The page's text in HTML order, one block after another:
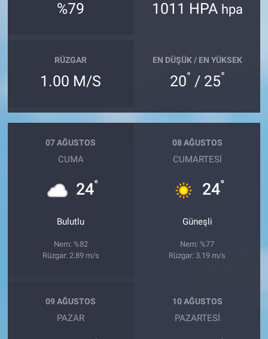
%79 1011 HPA hpa
RÜZGAR
1.00 M/S
EN DÜŞÜK / EN YÜKSEK
20° / 25°
07 AĞUSTOS
CUMA
24°
Bulutlu
Nem: %82
Rüzgar: 2.89 m/s
08 AĞUSTOS
CUMARTESI
24°
Güneşli
Nem: %77
Rüzgar: 3.19 m/s
09 AĞUSTOS
PAZAR
10 AĞUSTOS
PAZARTESI